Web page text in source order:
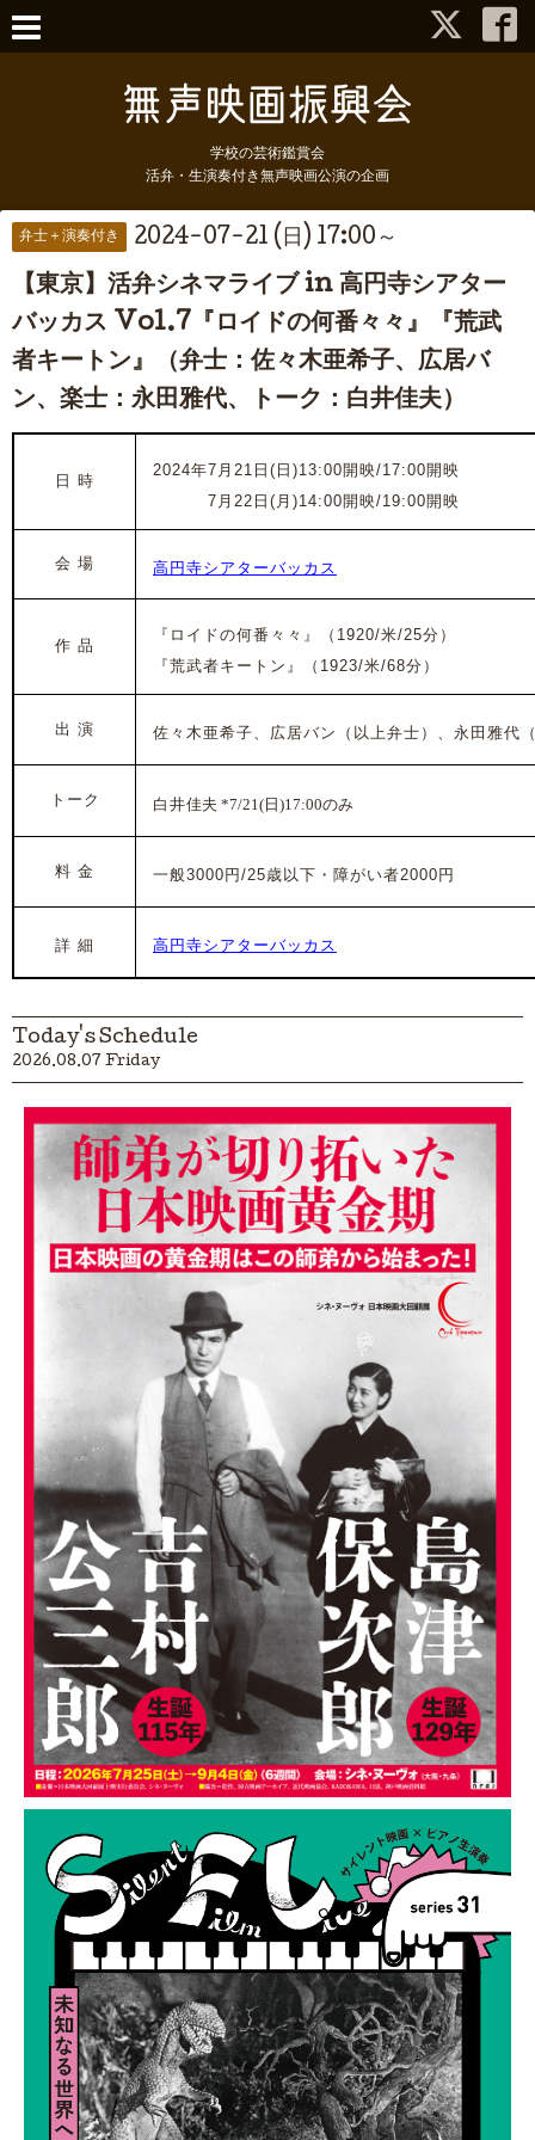
学校の芸術鑑賞会
活弁・生演奏付き無声映画公演の企画
弁士＋演奏付き 2024-07-21 (日) 17:00～
【東京】活弁シネマライブ in 高円寺シアター
バッカス Vol.7『ロイドの何番々々』『荒武
者キートン』（弁士：佐々木亜希子、広居バ
ン、楽士：永田雅代、トーク：白井佳夫）
日 時
2024年7月21日(日)13:00開映/17:00開映
7月22日(月)14:00開映/19:00開映
会 場 高円寺シアターバッカス
作 品
『ロイドの何番々々』（1920/米/25分）
『荒武者キートン』（1923/米/68分）
出 演 佐々木亜希子、広居バン （以上弁士）、永田雅代
トーク 白井佳夫 *7/21(日)17:00のみ
料 金 一般3000円/25歳以下・障がい者2000円
詳 細 高円寺シアターバッカス
Today's Schedule
2026.08.07 Friday